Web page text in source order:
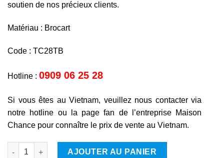
soutien de nos précieux clients.
Matériau : Brocart
Code : TC28TB
Hotline : 0909 06 25 28
Si vous êtes au Vietnam, veuillez nous contacter via
notre hotline ou la page fan de l’entreprise Maison
Chance pour connaître le prix de vente au Vietnam.
quantité de Lapin
AJOUTER AU PANIER